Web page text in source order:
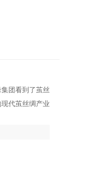
团看到了茧丝
代茧丝绸产业